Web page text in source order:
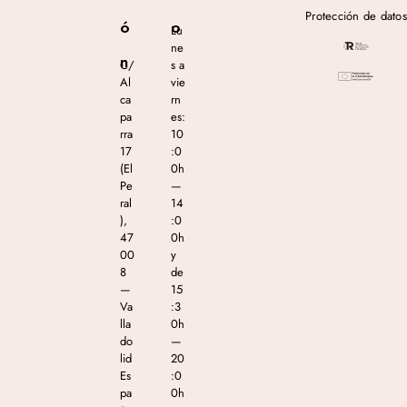
ó
n
C/
Al
ca
pa
rra
17
(El
Pe
ral
),
47
00
8
—
Va
lla
do
lid
Es
pa
o
Lu
ne
s a
vie
rn
es:
10
:0
0h
—
14
:0
0h
y
de
15
:3
0h
—
20
:0
0h
Protección de datos